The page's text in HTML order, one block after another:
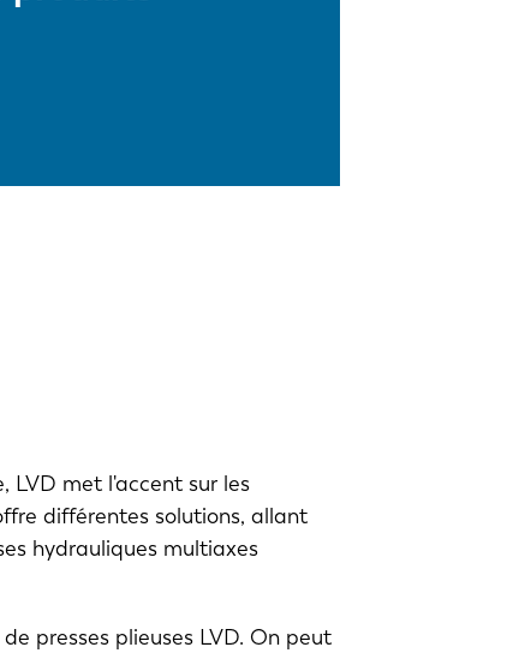
LVD met l'accent sur les
différentes solutions, allant
hydrauliques multiaxes
presses plieuses LVD. On peut